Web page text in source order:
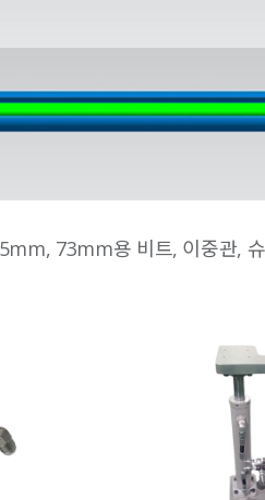
73mm용 비트, 이중관,